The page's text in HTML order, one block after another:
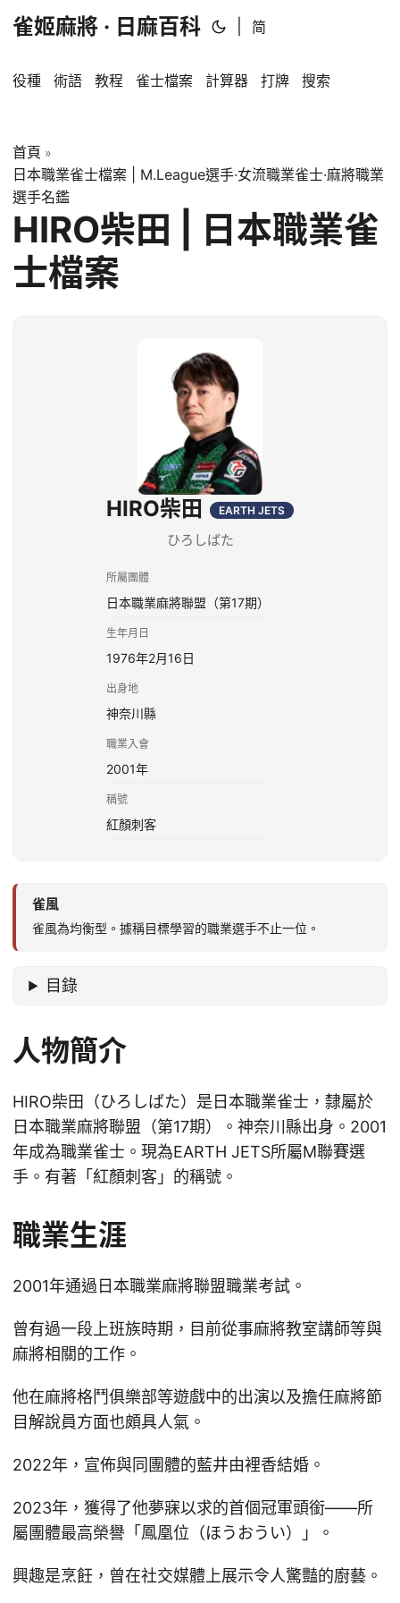
雀姬麻將 · 日麻百科 简
役種 術語 教程 雀士檔案 計算器 打牌 搜索
首頁 »
日本職業雀士檔案 | M.League選手·女流職業雀士·麻將職業
選手名鑑
HIRO柴田 | 日本職業雀
士檔案
HIRO柴田 EARTH JETS
ひろしばた
所屬團體
日本職業麻將聯盟（第17期）
生年月日
1976年2月16日
出身地
神奈川縣
職業入會
2001年
稱號
紅顏刺客
雀風
雀風為均衡型。據稱目標學習的職業選手不止一位。
目錄
人物簡介
HIRO柴田（ひろしばた）是日本職業雀士，隸屬於
日本職業麻將聯盟（第17期）。神奈川縣出身。2001
年成為職業雀士。現為EARTH JETS所屬M聯賽選
手。有著「紅顏刺客」的稱號。
職業生涯
2001年通過日本職業麻將聯盟職業考試。
曾有過一段上班族時期，目前從事麻將教室講師等與
麻將相關的工作。
他在麻將格鬥俱樂部等遊戲中的出演以及擔任麻將節
目解說員方面也頗具人氣。
2022年，宣佈與同團體的藍井由裡香結婚。
2023年，獲得了他夢寐以求的首個冠軍頭銜——所
屬團體最高榮譽「鳳凰位（ほうおうい）」。
興趣是烹飪，曾在社交媒體上展示令人驚豔的廚藝。